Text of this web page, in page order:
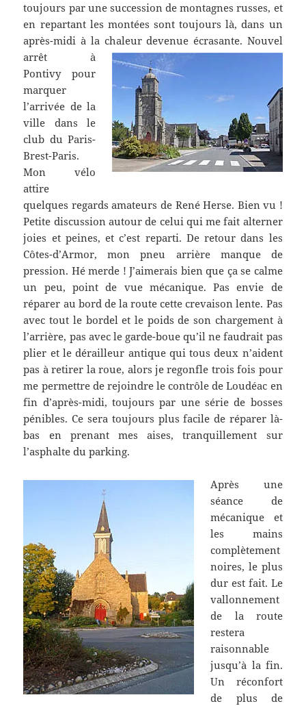
toujours par une succession de montagnes russes, et
en repartant les montées sont toujours là, dans un
après-midi à la chaleur devenue écrasante. Nouvel
arrêt à
Pontivy pour
marquer
l’arrivée de la
ville dans le
club du Paris-
Brest-Paris.
Mon vélo
attire
quelques regards amateurs de René Herse. Bien vu !
Petite discussion autour de celui qui me fait alterner
joies et peines, et c’est reparti. De retour dans les
Côtes-d’Armor, mon pneu arrière manque de
pression. Hé merde ! J’aimerais bien que ça se calme
un peu, point de vue mécanique. Pas envie de
réparer au bord de la route cette crevaison lente. Pas
avec tout le bordel et le poids de son chargement à
l’arrière, pas avec le garde-boue qu’il ne faudrait pas
plier et le dérailleur antique qui tous deux n’aident
pas à retirer la roue, alors je regonfle trois fois pour
me permettre de rejoindre le contrôle de Loudéac en
fin d’après-midi, toujours par une série de bosses
pénibles. Ce sera toujours plus facile de réparer là-
bas en prenant mes aises, tranquillement sur
l’asphalte du parking.
Après une
séance de
mécanique et
les mains
complètement
noires, le plus
dur est fait. Le
vallonnement
de la route
restera
raisonnable
jusqu’à la fin.
Un réconfort
de plus de